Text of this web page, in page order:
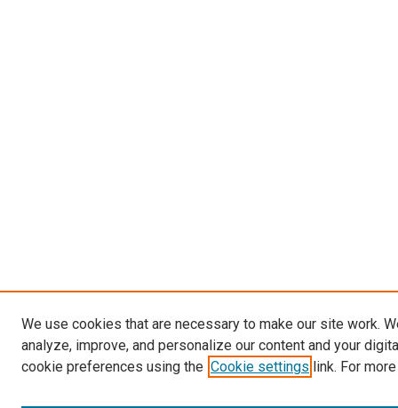
We use cookies that are necessary to make our site work.
analyze, improve, and personalize our content and your
cookie preferences using the Cookie settings link. For